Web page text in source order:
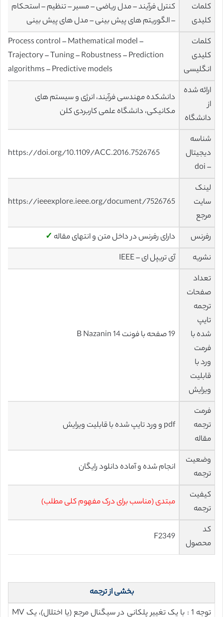
کلمات
کلیدی
کنترل فرآیند – مدل ریاضی – مسیر – تنظیم – استحکام
– الگوریتم های پیش بینی – مدل های پیش بینی
کلمات
کلیدی
انگلیسی
Process control – Mathematical model –
Trajectory – Tuning – Robustness – Prediction
algorithms – Predictive models
ارائه شده
از
دانشگاه
دانشکده مهندسی فرآیند، انرژی و سیستم های
مکانیکی، دانشگاه علمی کاربردی کلن
شناسه
دیجیتال
– doi
https://doi.org/10.1109/ACC.2016.7526765
لینک
سایت
مرجع
https://ieeexplore.ieee.org/document/7526765
رفرنس دارای رفرنس در داخل متن و انتهای مقاله ✓
نشریه
آی تریپل ای – IEEE
تعداد
صفحات
ترجمه
تایپ
شده با
فرمت
ورد با
قابلیت
ویرایش
19 صفحه با فونت 14 B Nazanin
فرمت
ترجمه
مقاله
pdf و ورد تایپ شده با قابلیت ویرایش
وضعیت
ترجمه
انجام شده و آماده دانلود رایگان
کیفیت
ترجمه
مبتدی (مناسب برای درک مفهوم کلی مطلب)
کد
محصول
F2349
بخشی از ترجمه
توجه 1 : با یک تغییر پلکانی در سیگنال مرجع (یا اختلال)، یک MV